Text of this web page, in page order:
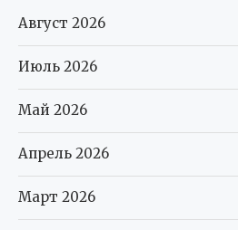
Август 2026
Июль 2026
Май 2026
Апрель 2026
Март 2026